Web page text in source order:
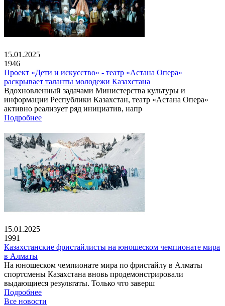
15.01.2025
1946
Проект «Дети и искусство» - театр «Астана Опера»
раскрывает таланты молодежи Казахстана
Вдохновленный задачами Министерства культуры и
информации Республики Казахстан, театр «Астана Опера»
активно реализует ряд инициатив, напр
Подробнее
15.01.2025
1991
Казахстанские фристайлисты на юношеском чемпионате мира
в Алматы
На юношеском чемпионате мира по фристайлу в Алматы
спортсмены Казахстана вновь продемонстрировали
выдающиеся результаты. Только что заверш
Подробнее
Все новости